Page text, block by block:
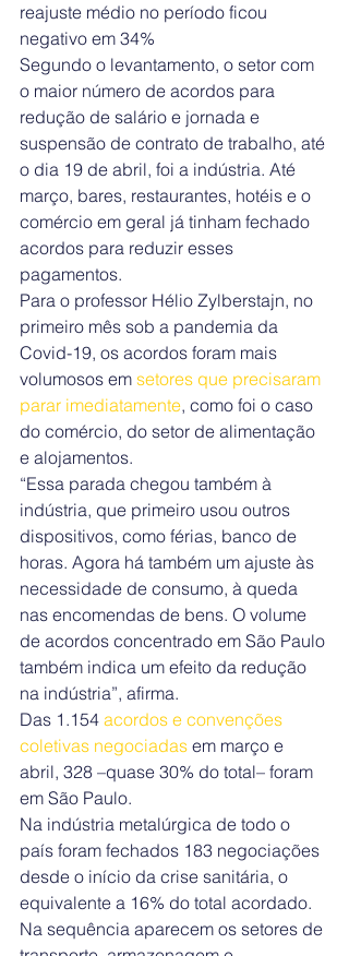
reajuste médio no período ficou
negativo em 34%
Segundo o levantamento, o setor com
o maior número de acordos para
redução de salário e jornada e
suspensão de contrato de trabalho, até
o dia 19 de abril, foi a indústria. Até
março, bares, restaurantes, hotéis e o
comércio em geral já tinham fechado
acordos para reduzir esses
pagamentos.
Para o professor Hélio Zylberstajn, no
primeiro mês sob a pandemia da
Covid-19, os acordos foram mais
volumosos em setores que precisaram
parar imediatamente, como foi o caso
do comércio, do setor de alimentação
e alojamentos.
“Essa parada chegou também à
indústria, que primeiro usou outros
dispositivos, como férias, banco de
horas. Agora há também um ajuste às
necessidade de consumo, à queda
nas encomendas de bens. O volume
de acordos concentrado em São Paulo
também indica um efeito da redução
na indústria”, afirma.
Das 1.154 acordos e convenções
coletivas negociadas em março e
abril, 328 –quase 30% do total– foram
em São Paulo.
Na indústria metalúrgica de todo o
país foram fechados 183 negociações
desde o início da crise sanitária, o
equivalente a 16% do total acordado.
Na sequência aparecem os setores de